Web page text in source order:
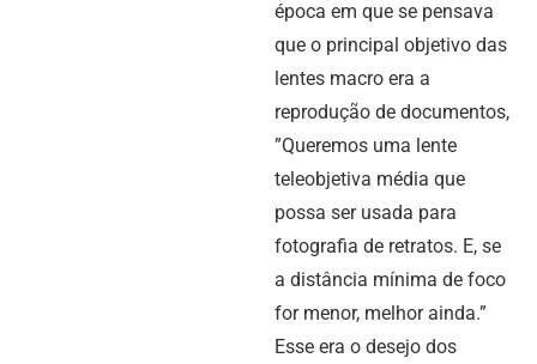
época em que se pensava
que o principal objetivo das
lentes macro era a
reprodução de documentos,
”Queremos uma lente
teleobjetiva média que
possa ser usada para
fotografia de retratos. E, se
a distância mínima de foco
for menor, melhor ainda.”
Esse era o desejo dos